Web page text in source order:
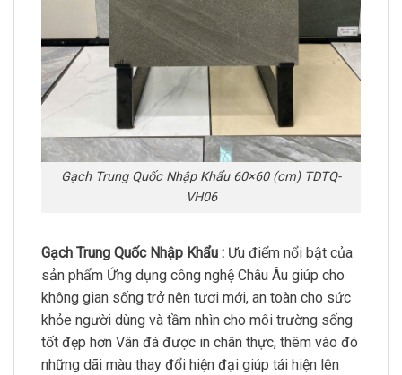
Gạch Trung Quốc Nhập Khẩu 60×60 (cm) TDTQ-
VH06
Gạch Trung Quốc Nhập Khẩu : Ưu điểm nổi bật của
sản phẩm Ứng dụng công nghệ Châu Âu giúp cho
không gian sống trở nên tươi mới, an toàn cho sức
khỏe người dùng và tầm nhìn cho môi trường sống
tốt đẹp hơn Vân đá được in chân thực, thêm vào đó
những dãi màu thay đổi hiện đại giúp tái hiện lên